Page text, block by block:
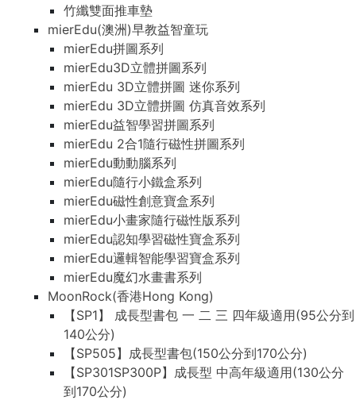
竹纖雙面推車墊
mierEdu(澳洲)早教益智童玩
mierEdu拼圖系列
mierEdu3D立體拼圖系列
mierEdu 3D立體拼圖 迷你系列
mierEdu 3D立體拼圖 仿真音效系列
mierEdu益智學習拼圖系列
mierEdu 2合1隨行磁性拼圖系列
mierEdu動動腦系列
mierEdu隨行小鐵盒系列
mierEdu磁性創意寶盒系列
mierEdu小畫家隨行磁性版系列
mierEdu認知學習磁性寶盒系列
mierEdu邏輯智能學習寶盒系列
mierEdu魔幻水畫書系列
MoonRock(香港Hong Kong)
【SP1】 成長型書包 一 二 三 四年級適用(95公分到
140公分)
【SP505】成長型書包(150公分到170公分)
【SP301SP300P】成長型 中高年級適用(130公分
到170公分)